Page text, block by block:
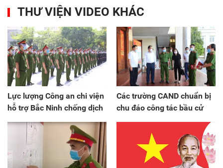
THƯ VIỆN VIDEO KHÁC
Lực lượng Công an chi viện
hỗ trợ Bắc Ninh chống dịch
Các trường CAND chuẩn bị
chu đáo công tác bầu cử